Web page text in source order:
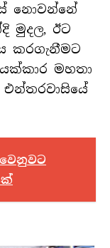
නොවන්නේ
මුදල, ඊට
කරගැනීමට
මහතා